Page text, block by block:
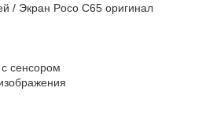
/ Экран Poco C65 оригинал
сенсором